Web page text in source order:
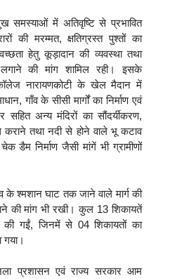
समस्याओं में अतिवृष्टि से प्रभावित
की मरम्मत, क्षतिग्रस्त पुश्तों का
हेतु कूड़ादान की व्यवस्था तथा
लगाने की मांग शामिल रही। इसके
नारायणकोटी के खेल मैदान में
गाँव के सीसी मार्गों का निर्माण एवं
सहित अन्य मंदिरों का सौंदर्यीकरण,
कराने तथा नदी से होने वाले भू कटाव
निर्माण जैसी मांगें भी ग्रामीणों
के श्मशान घाट तक जाने वाले मार्ग की
की मांग भी रखी। कुल 13 शिकायतें
की गईं, जिनमें से 04 शिकायतों का
गया।
प्रशासन एवं राज्य सरकार आम